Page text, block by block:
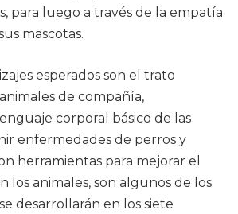
para luego a través de la empatía
mascotas.
esperados son el trato
de compañía,
corporal básico de las
enfermedades de perros y
herramientas para mejorar el
los animales, son algunos de los
desarrollarán en los siete